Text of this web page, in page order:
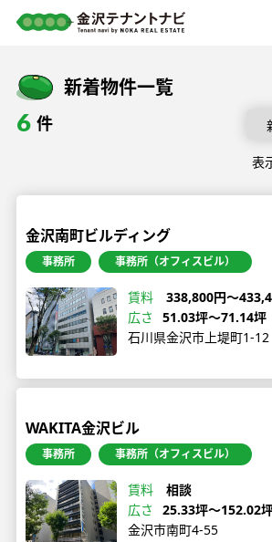
新着物件一覧
6 件
表
金沢南町ビルディング
事務所 事務所（オフィスビル）
賃料
338,800円〜
広さ
51.03坪〜71.14坪
石川県金沢市上堤町1-12
WAKITA金沢ビル
事務所 事務所（オフィスビル）
賃料
相談
広さ
25.33坪〜152.02
金沢市南町4-55